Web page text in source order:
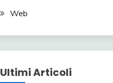
Web
Ultimi Articoli